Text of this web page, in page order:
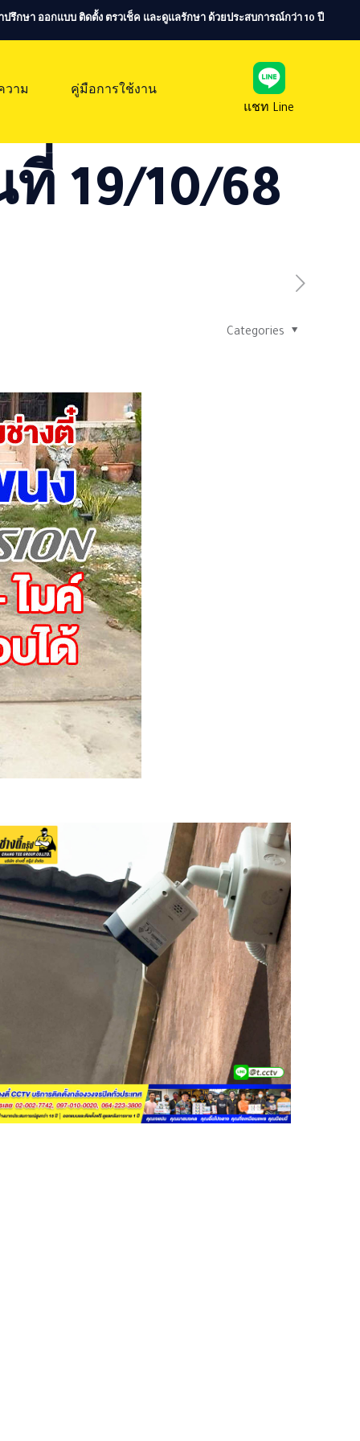
ปรึกษา ออกแบบ ติดตั้ง ตรวเช็ค และดูแลรักษา ด้วยประสบการณ์กว่า 10 ปี
วาม
คู่มือการใช้งาน
แชท Line
19/10/68
Categories